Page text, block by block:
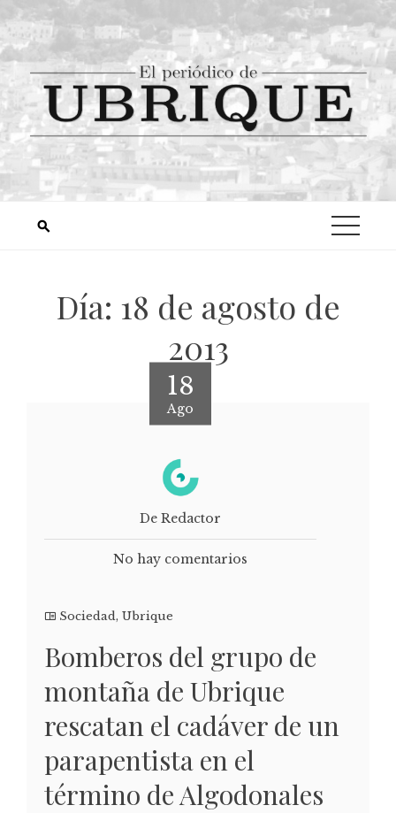
Día: 18 de agosto de
2013
18
Ago
De Redactor
No hay comentarios
Sociedad, Ubrique
Bomberos del grupo de
montaña de Ubrique
rescatan el cadáver de un
parapentista en el
término de Algodonales